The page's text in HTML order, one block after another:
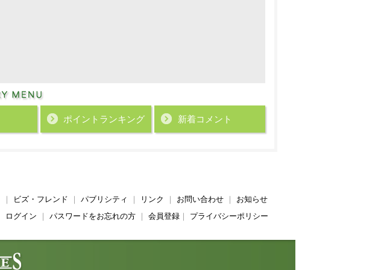
ポイント ランキング 新着コメント
ビズ・フレンド パブリシティ リンク お問い合わせ｜ お知らせ
ログイン パスワードをお忘れの方｜ 会員登録｜ プライバシーポリシー